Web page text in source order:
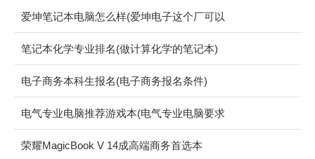
爱坤笔记本电脑怎么样(爱坤电子这个厂可以
吗)
笔记本化学专业排名(做计算化学的笔记本)
电子商务本科生报名(电子商务报名条件)
电气专业电脑推荐游戏本(电气专业电脑要求
配置)
荣耀MagicBook V 14成高端商务首选本